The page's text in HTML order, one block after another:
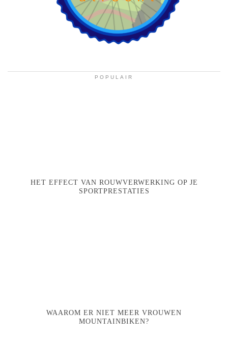
POPULAIR
HET EFFECT VAN ROUWVERWERKING OP JE
SPORTPRESTATIES
WAAROM ER NIET MEER VROUWEN
MOUNTAINBIKEN?